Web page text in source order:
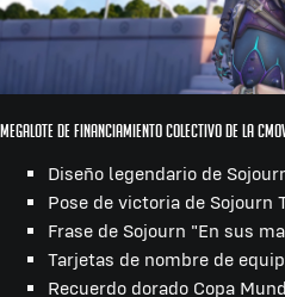
Megalote de financiamiento colectivo de la
Diseño legendario de
Pose de victoria de Sojourn
Frase de Sojourn "En sus
Tarjetas de nombre de
Recuerdo dorado Copa